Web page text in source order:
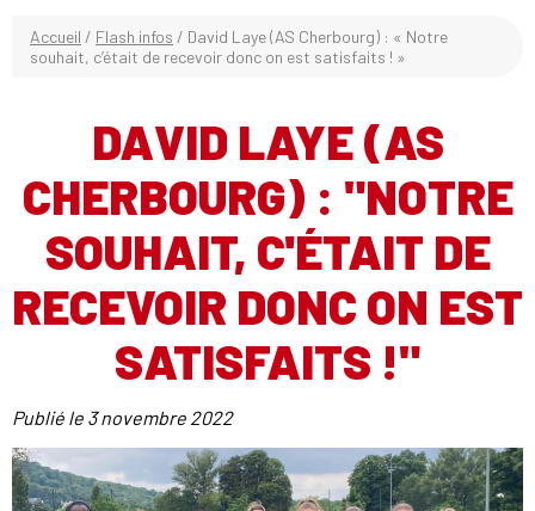
Accueil / Flash infos / David Laye (AS Cherbourg) : « Notre
souhait, c’était de recevoir donc on est satisfaits ! »
DAVID LAYE (AS
CHERBOURG) : "NOTRE
SOUHAIT, C'ÉTAIT DE
RECEVOIR DONC ON EST
SATISFAITS !"
Publié le 3 novembre 2022